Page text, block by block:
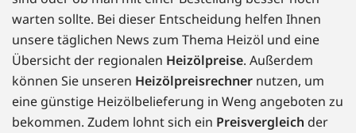
warten sollte. Bei dieser Entscheidung helfen Ihnen
unsere täglichen News zum Thema Heizöl und eine
Übersicht der regionalen Heizölpreise. Außerdem
können Sie unseren Heizölpreisrechner nutzen, um
eine günstige Heizölbelieferung in Weng angeboten zu
bekommen. Zudem lohnt sich ein Preisvergleich der